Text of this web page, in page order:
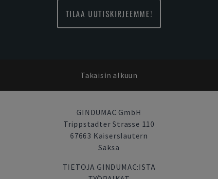
TILAA UUTISKIRJEEMME!
Takaisin alkuun
GINDUMAC GmbH
Trippstadter Strasse 110
67663 Kaiserslautern
Saksa
TIETOJA GINDUMAC:ISTA